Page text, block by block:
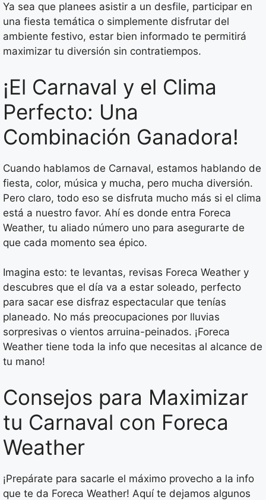
Ya sea que planees asistir a un desfile, participar en
una fiesta temática o simplemente disfrutar del
ambiente festivo, estar bien informado te permitirá
maximizar tu diversión sin contratiempos.
¡El Carnaval y el Clima
Perfecto: Una
Combinación Ganadora!
Cuando hablamos de Carnaval, estamos hablando de
fiesta, color, música y mucha, pero mucha diversión.
Pero claro, todo eso se disfruta mucho más si el clima
está a nuestro favor. Ahí es donde entra Foreca
Weather, tu aliado número uno para asegurarte de
que cada momento sea épico.
Imagina esto: te levantas, revisas Foreca Weather y
descubres que el día va a estar soleado, perfecto
para sacar ese disfraz espectacular que tenías
planeado. No más preocupaciones por lluvias
sorpresivas o vientos arruina-peinados. ¡Foreca
Weather tiene toda la info que necesitas al alcance de
tu mano!
Consejos para Maximizar
tu Carnaval con Foreca
Weather
¡Prepárate para sacarle el máximo provecho a la info
que te da Foreca Weather! Aquí te dejamos algunos